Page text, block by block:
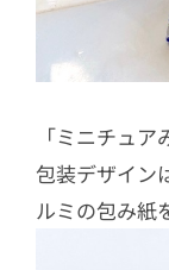
「ミニチュ
包装デザイン
ルミの包み紙